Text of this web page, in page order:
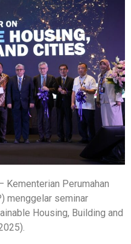
Kementerian Perumahan
menggelar seminar
Housing, Building and